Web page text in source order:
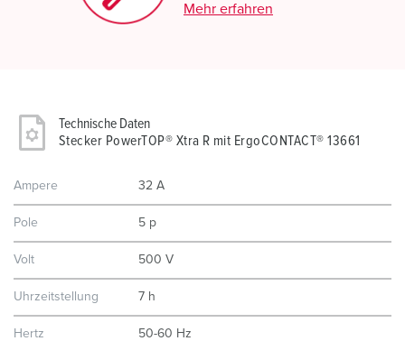
Mehr erfahren
Technische Daten
Stecker PowerTOP® Xtra R mit ErgoCONTACT® 13661
Ampere 32 A
Pole 5 p
Volt 500 V
Uhrzeitstellung 7 h
Hertz 50-60 Hz